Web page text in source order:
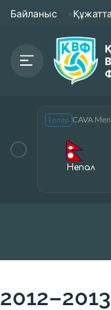
Байланыс
Ерлер CAVA
Непал